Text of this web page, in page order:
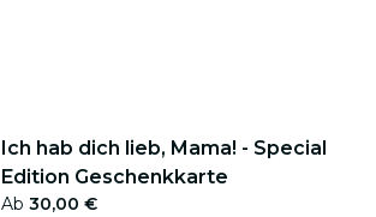
Ich hab dich lieb, Mama! - Special
Edition Geschenkkarte
Ab 30,00 €